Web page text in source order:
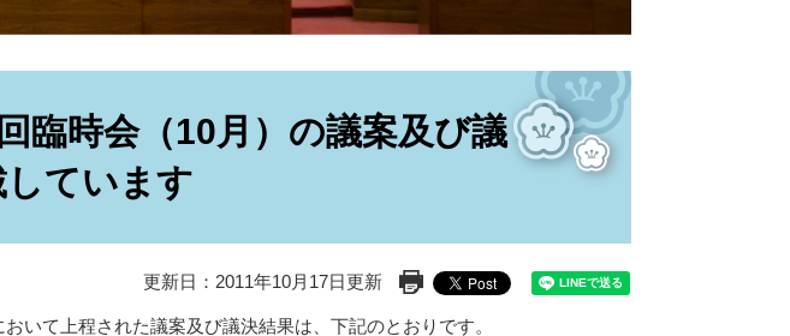
臨時会（10月）の議案及び議
ています
更新日：2011年10月17日更新 印刷ページ表示
いて上程された議案及び議決結果は、下記のとおりです。